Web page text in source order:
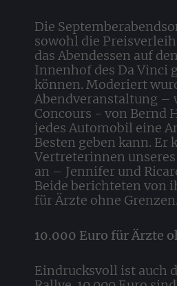
Die
sowohl die
das Abendessen auf
Innenhof des Da Vinci
können. Moderiert
Abendveranstaltung –
Concours - von Bernd
jedes Automobil eine
Besten geben kann. Er
Vertreterinnen
an – Jennifer und
Beide berichteten von
für Ärzte ohne
10.000 Euro für Ärzte
Eindrucksvoll ist auch